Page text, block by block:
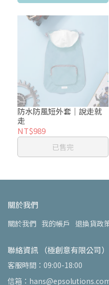
防水防風短外套｜說走就
走
NT$989
已售完
關於我們
關於我們 我的帳戶 退換貨政
聯絡資訊 （極創意有限公司）
客服時間：09:00-18:00
信箱：